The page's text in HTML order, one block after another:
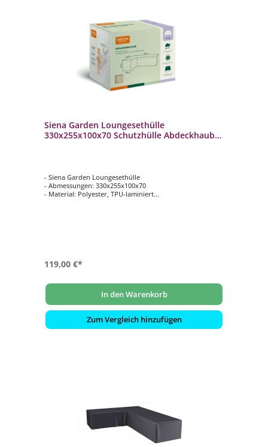
Siena Garden Loungesethülle
330x255x100x70 Schutzhülle Abdeckhaube
- Siena Garden Loungesethülle
- Abmessungen: 330x255x100x70
- Material: Polyester, TPU-laminiert
119,00 €*
In den Warenkorb
Zum Vergleich hinzufügen